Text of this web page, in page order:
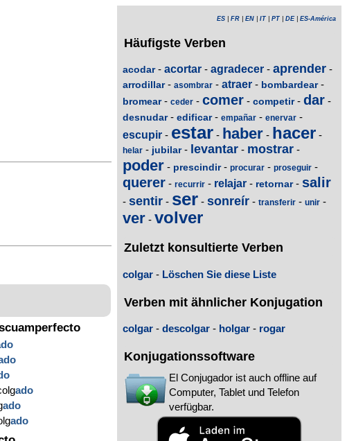
ado
ado
ado
ES FR EN IT PT DE| ES-América
Häufigste Verben
acodar- acortar - agradecer - aprender -
arrodillar- asombrar - atraer - bombardear-
bromear- ceder - comer - competir- dar -
desnudar- edificar- empañar - enervar -
escupir - estar - haber - hacer -
helar - jubilar- levantar - mostrar -
poder - prescindir- procurar - proseguir -
querer - recurrir - relajar - retornar- salir
- sentir - ser - sonreír - transferir - unir -
ver - volver
Zuletzt konsultierte Verben
colgar - Löschen Sie diese Liste
Verben mit ähnlicher Konjugation
colgar - descolgar - holgar - rogar
Konjugationssoftware
El Conjugador ist auch offline auf
Computer, Tablet und Telefon
verfügbar.